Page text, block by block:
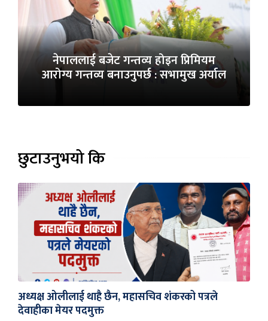
नेपाललाई बजेट गन्तव्य होइन प्रिमियम
आरोग्य गन्तव्य बनाउनुपर्छ : सभामुख अर्याल
छुटाउनुभयो कि
अध्यक्ष ओलीलाई थाहै छैन, महासचिव शंकरको पत्रले
देवाहीका मेयर पदमुक्त